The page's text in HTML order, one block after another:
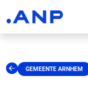
GEMEENTE ARNHEM